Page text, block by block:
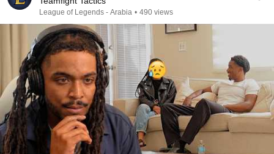
League of Legends - Arabia • 490 views